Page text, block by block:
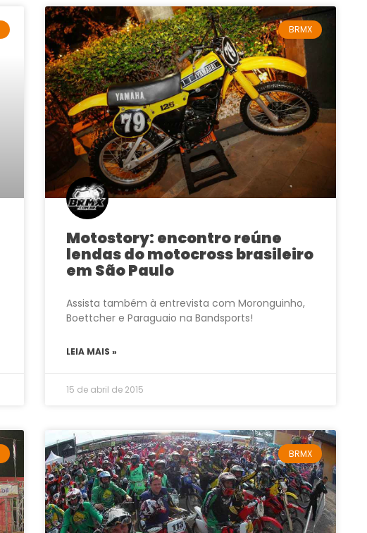
BRMX
Motostory: encontro reúne
lendas do motocross brasileiro
em São Paulo
Assista também à entrevista com Moronguinho,
Boettcher e Paraguaio na Bandsports!
LEIA MAIS »
15 de abril de 2015
BRMX